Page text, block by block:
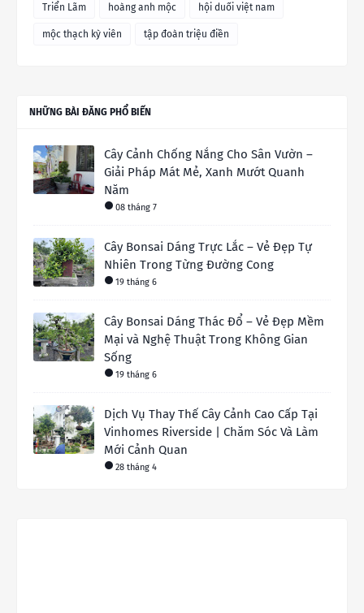
Triển Lãm hoàng anh mộc hội duối việt nam
mộc thạch kỳ viên tập đoàn triệu điền
NHỮNG BÀI ĐĂNG PHỔ BIẾN
Cây Cảnh Chống Nắng Cho Sân Vườn –
Giải Pháp Mát Mẻ, Xanh Mướt Quanh
Năm
08 tháng 7
Cây Bonsai Dáng Trực Lắc – Vẻ Đẹp Tự
Nhiên Trong Từng Đường Cong
19 tháng 6
Cây Bonsai Dáng Thác Đổ – Vẻ Đẹp Mềm
Mại và Nghệ Thuật Trong Không Gian
Sống
19 tháng 6
Dịch Vụ Thay Thế Cây Cảnh Cao Cấp Tại
Vinhomes Riverside | Chăm Sóc Và Làm
Mới Cảnh Quan
28 tháng 4